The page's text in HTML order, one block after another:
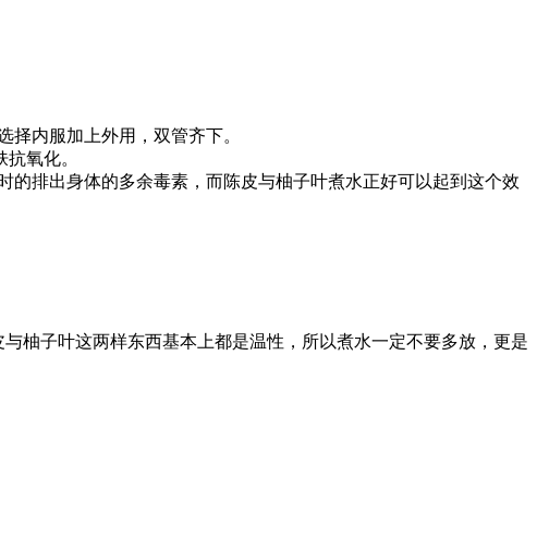
内服加上外用，双管齐下。
氧化。
排出身体的多余毒素，而陈皮与柚子叶煮水正好可以起到这个效
柚子叶这两样东西基本上都是温性，所以煮水一定不要多放，更是